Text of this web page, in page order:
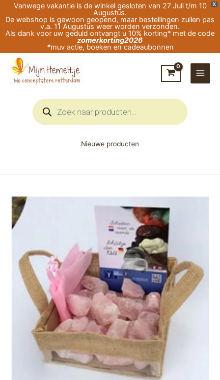
X
Vanwege vakantie is de winkel gesloten van 27 Juli t/m 10
Augustus.
De webshop is gewoon geopend, maar bestellingen zullen pas
v.a. 11 Augustus weer worden verzonden.
Als dank voor uw geduld ontvangt u 10% korting* met de code
zomerkorting2026
*muv actie, boeken en cadeaubonnen
naar
de
Producten
zoeken
Nieuwe producten
Rozenkwarts
Brokje
aantal